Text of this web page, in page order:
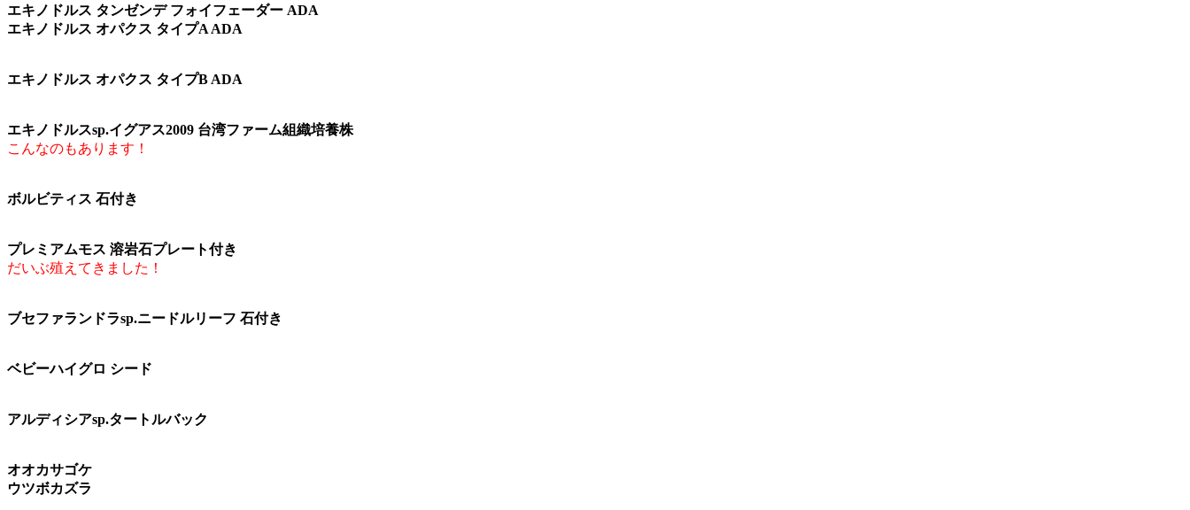
エキノドルス タンゼンデ フォイフェーダー ADA
エキノドルス オパクス タイプA ADA
エキノドルス オパクス タイプB ADA
エキノドルスsp.イグアス2009 台湾ファーム組織培養株
こんなのもあります！
ボルビティス 石付き
プレミアムモス 溶岩石プレート付き
だいぶ殖えてきました！
ブセファランドラsp.ニードルリーフ 石付き
ベビーハイグロ シード
アルディシアsp.タートルバック
オオカサゴケ
ウツボカズラ